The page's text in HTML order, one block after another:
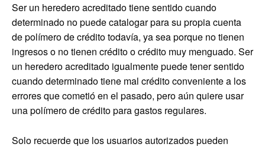
Ser un heredero acreditado tiene sentido cuando
determinado no puede catalogar para su propia cuenta
de polímero de crédito todavía, ya sea porque no tienen
ingresos o no tienen crédito o crédito muy menguado. Ser
un heredero acreditado igualmente puede tener sentido
cuando determinado tiene mal crédito conveniente a los
errores que cometió en el pasado, pero aún quiere usar
una polímero de crédito para gastos regulares.
Solo recuerde que los usuarios autorizados pueden